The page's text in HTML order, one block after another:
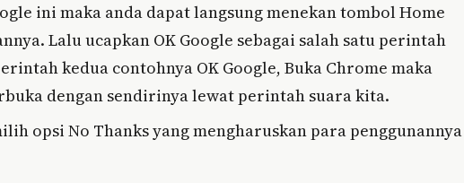
ini maka anda dapat langsung menekan tombol Home
Lalu ucapkan OK Google sebagai salah satu perintah
kedua contohnya OK Google, Buka Chrome maka
dengan sendirinya lewat perintah suara kita.
opsi No Thanks yang mengharuskan para penggunannya